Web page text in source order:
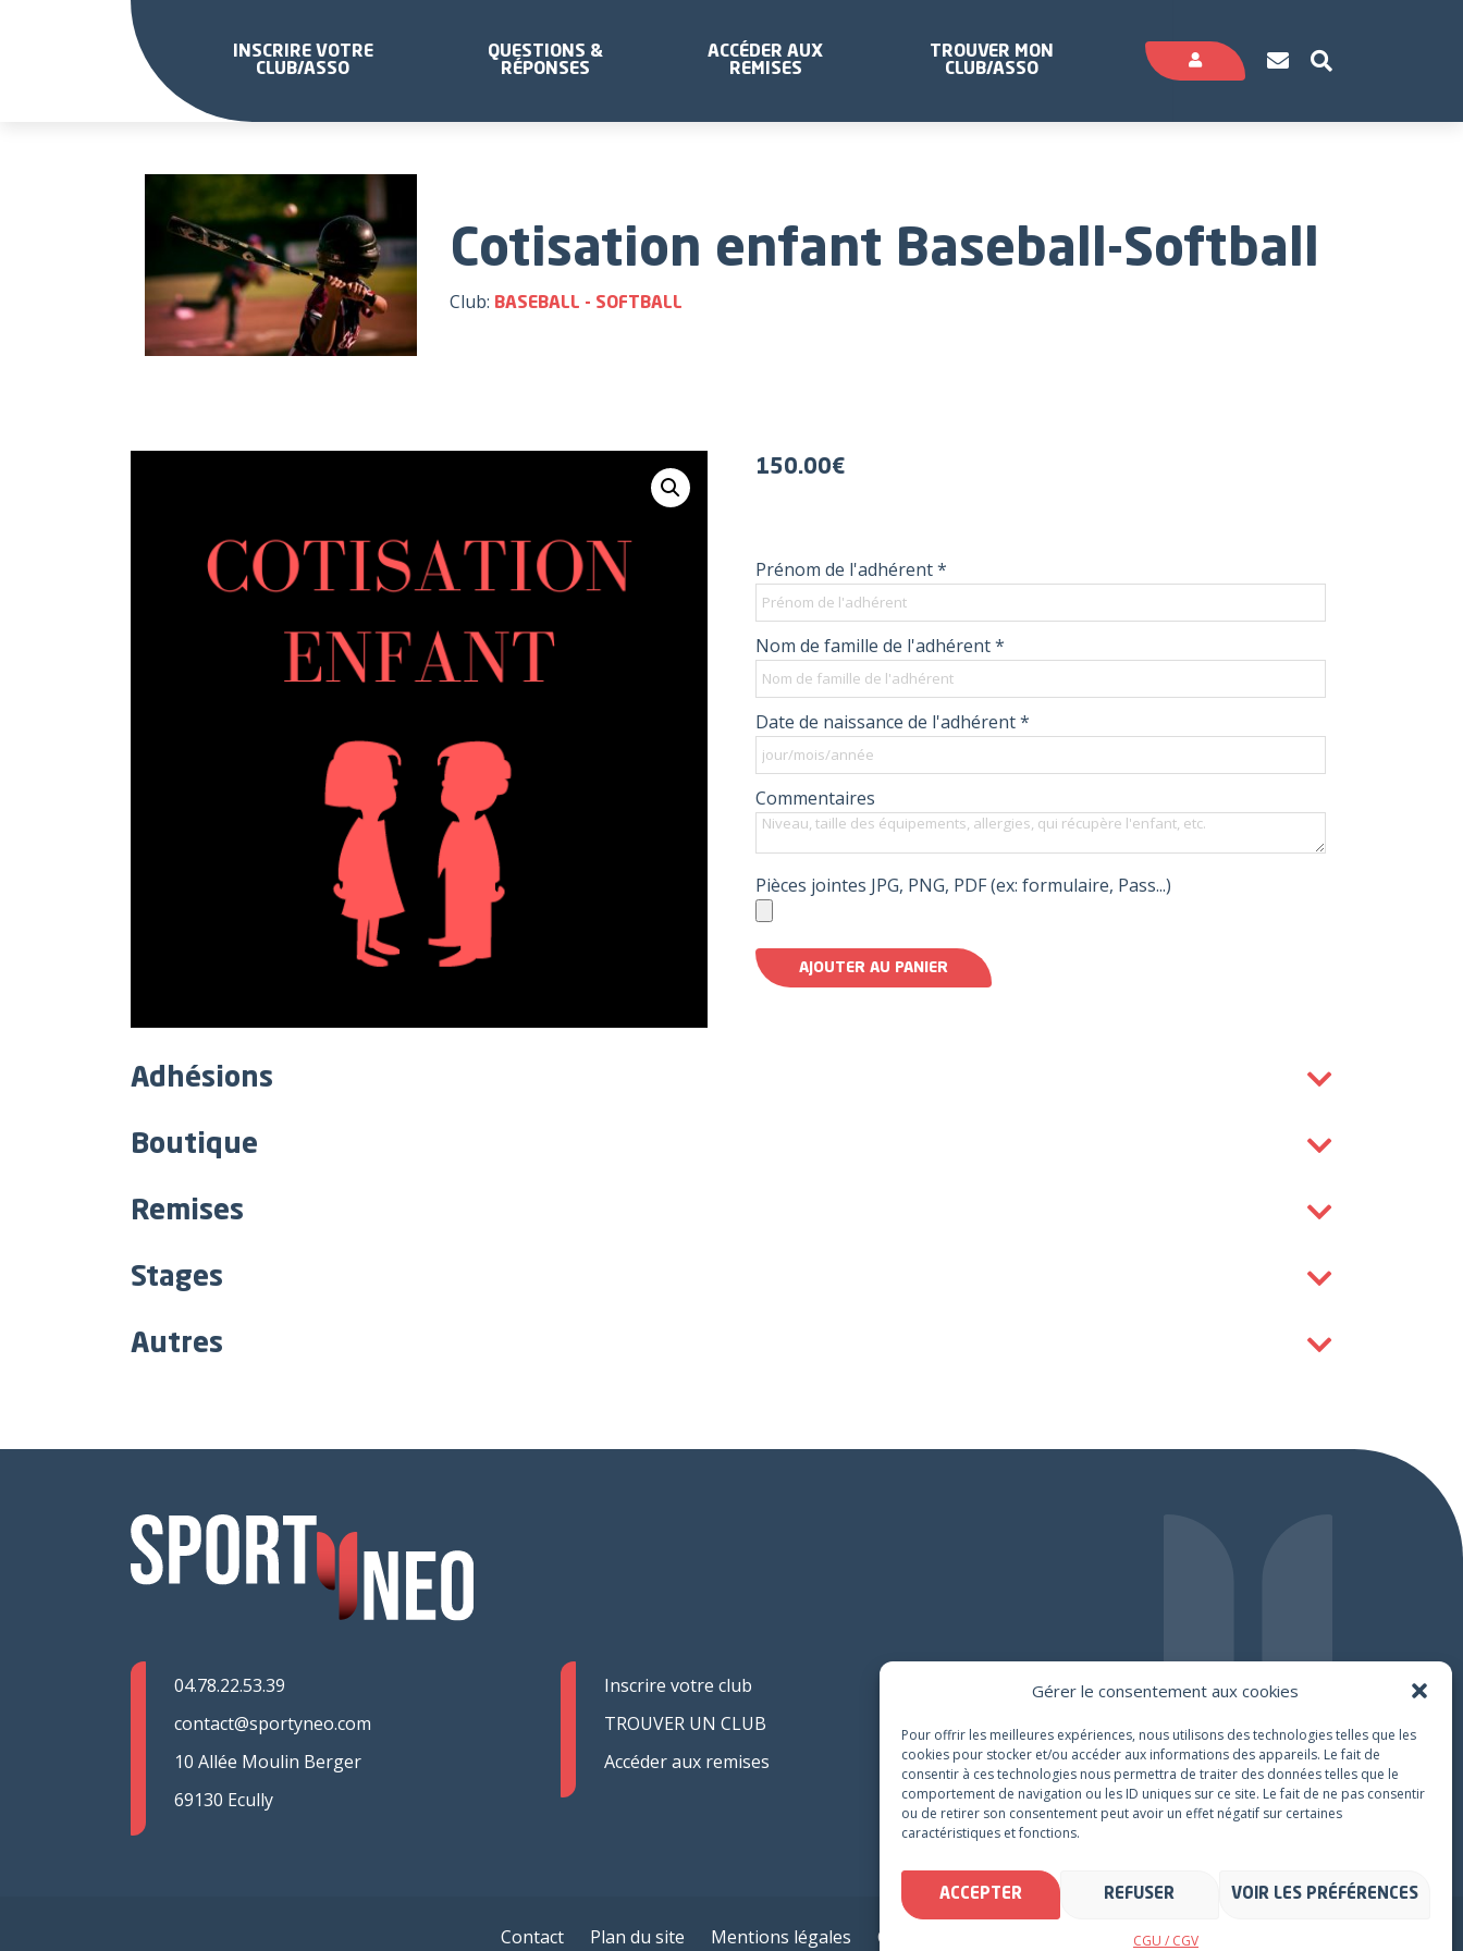
Gérer le consentement aux cookies
Pour offrir les meilleures expériences, nous utilisons des technologies telles que les
cookies pour stocker et/ou accéder aux informations des appareils. Le fait de
consentir à ces technologies nous permettra de traiter des données telles que le
comportement de navigation ou les ID uniques sur ce site. Le fait de ne pas consentir
ou de retirer son consentement peut avoir un effet négatif sur certaines
caractéristiques et fonctions.
ACCEPTER REFUSER VOIR LES PRÉFÉRENCES
CGU / CGV
INSCRIRE VOTRE
CLUB/ASSO
QUESTIONS &
RÉPONSES
ACCÉDER AUX
REMISES
TROUVER MON
CLUB/ASSO
CONNEXIONHTTPS://
Cotisation enfant Baseball-Softball
Club: BASEBALL - SOFTBALL
150.00€
Prénom de l'adhérent*
Nom de famille de l'adhérent*
Date de naissance de l'adhérent*
Commentaires
Pièces jointes JPG, PNG, PDF (ex: formulaire, Pass...)
AJOUTER AU PANIER
Adhésions
Boutique
Remises
Stages
Autres
04.78.22.53.39
contact@sportyneo.com
10 Allée Moulin Berger
69130 Ecully
Inscrire votre club
TROUVER UN CLUB
Accéder aux remises
Suivez SPORTYNEO
CONNEXION
Contact Plan du site Mentions légales CGU / CGV